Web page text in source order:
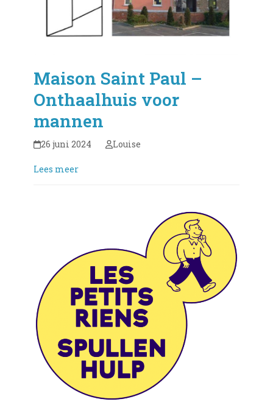
Maison Saint Paul –
Onthaalhuis voor
mannen
26 juni 2024 Louise
Lees meer